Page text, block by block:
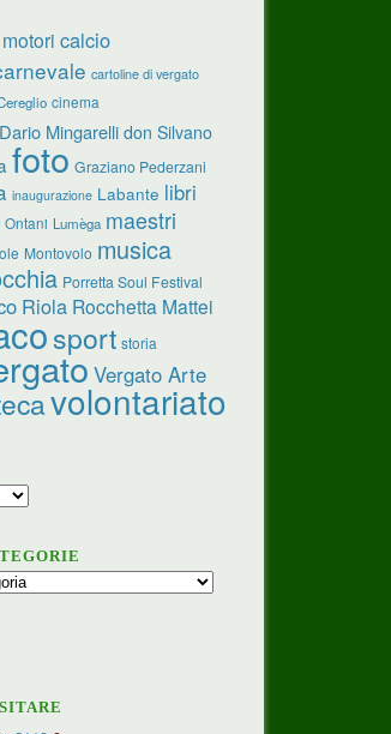
calcio
cartoline di vergato
cinema
Dario Mingarelli don Silvano
foto Graziano Pederzani
inaugurazione Labante libri
Ontani Lumèga maestri
Montovolo musica
Porretta Soul Festival
Riola Rocchetta Mattei
sport storia
Vergato Arte
volontariato